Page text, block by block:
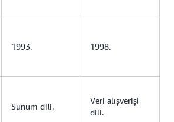
1993. 1998.
Sunum dili.
Veri alışverişi
dili.